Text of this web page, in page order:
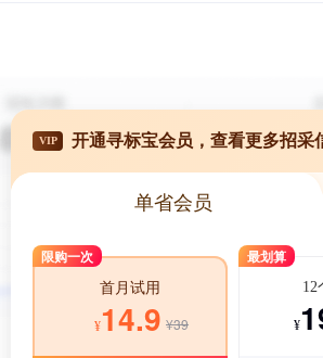
VIP 开通寻标宝会员，查看更多招采
单省会员
限购一次
首月试用
¥14.9 ¥39
最划算
12
¥